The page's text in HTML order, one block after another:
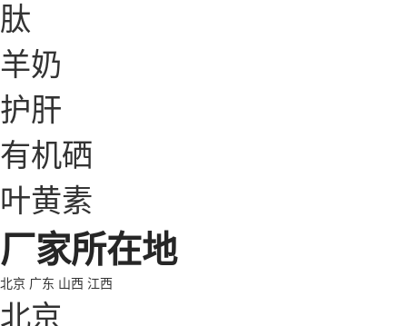
肽
羊奶
护肝
有机硒
叶黄素
厂家所在地
北京 广东 山西 江西
北京